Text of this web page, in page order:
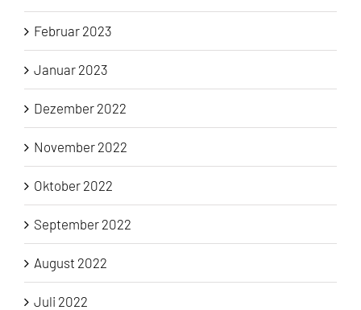
Februar 2023
Januar 2023
Dezember 2022
November 2022
Oktober 2022
September 2022
August 2022
Juli 2022